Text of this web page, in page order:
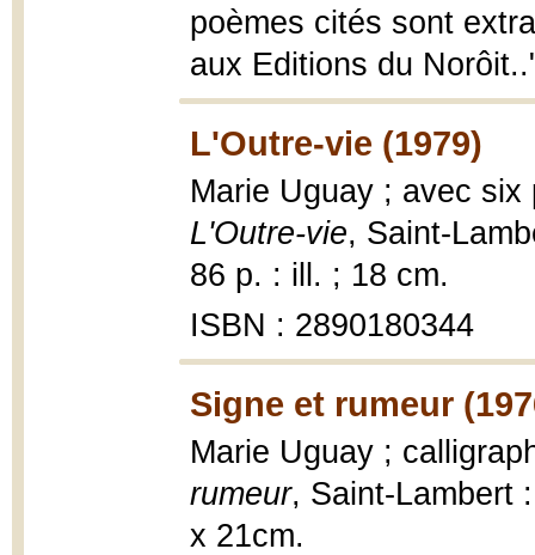
poèmes cités sont
aux Editions du
L'Outre-vie (1979)
Marie Uguay ; avec
L'Outre-vie, Saint-
86 p. : ill. ; 18 cm.
ISBN : 2890180344
Signe et rumeur
Marie Uguay ;
rumeur, Saint-Lambert
x 21cm.